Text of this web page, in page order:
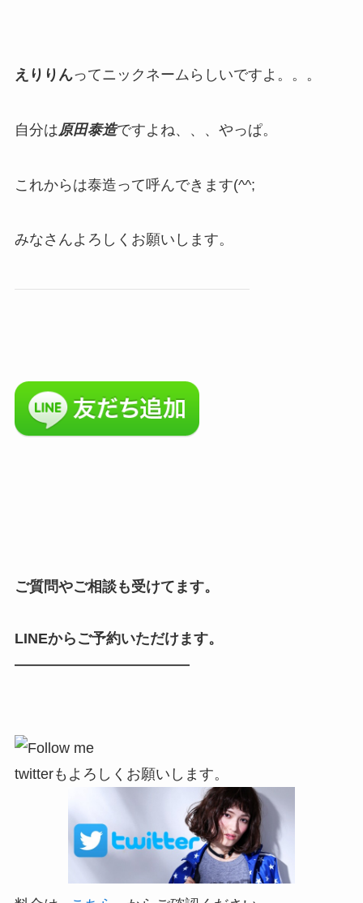
えりりんってニックネームらしいですよ。。。
自分は原田泰造ですよね、、、やっぱ。
これからは泰造って呼んできます(^^;
みなさんよろしくお願いします。
ご質問やご相談も受けてます。
LINEからご予約いただけます。
————————————
twitterもよろしくお願いします。